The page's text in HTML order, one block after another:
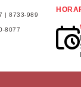
| 8733-989
8077